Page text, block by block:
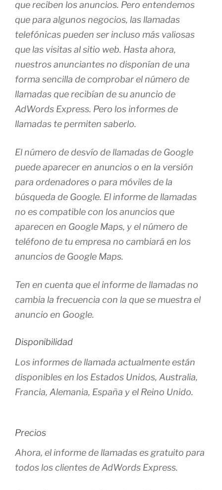
que reciben los anuncios. Pero entendemos
que para algunos negocios, las llamadas
telefónicas pueden ser incluso más valiosas
que las visitas al sitio web. Hasta ahora,
nuestros anunciantes no disponían de una
forma sencilla de comprobar el número de
llamadas que recibían de su anuncio de
AdWords Express. Pero los informes de
llamadas te permiten saberlo.
El número de desvío de llamadas de Google
puede aparecer en anuncios o en la versión
para ordenadores o para móviles de la
búsqueda de Google. El informe de llamadas
no es compatible con los anuncios que
aparecen en Google Maps, y el número de
teléfono de tu empresa no cambiará en los
anuncios de Google Maps.
Ten en cuenta que el informe de llamadas no
cambia la frecuencia con la que se muestra el
anuncio en Google.
Disponibilidad
Los informes de llamada actualmente están
disponibles en los Estados Unidos, Australia,
Francia, Alemania, España y el Reino Unido.
Precios
Ahora, el informe de llamadas es gratuito para
todos los clientes de AdWords Express.